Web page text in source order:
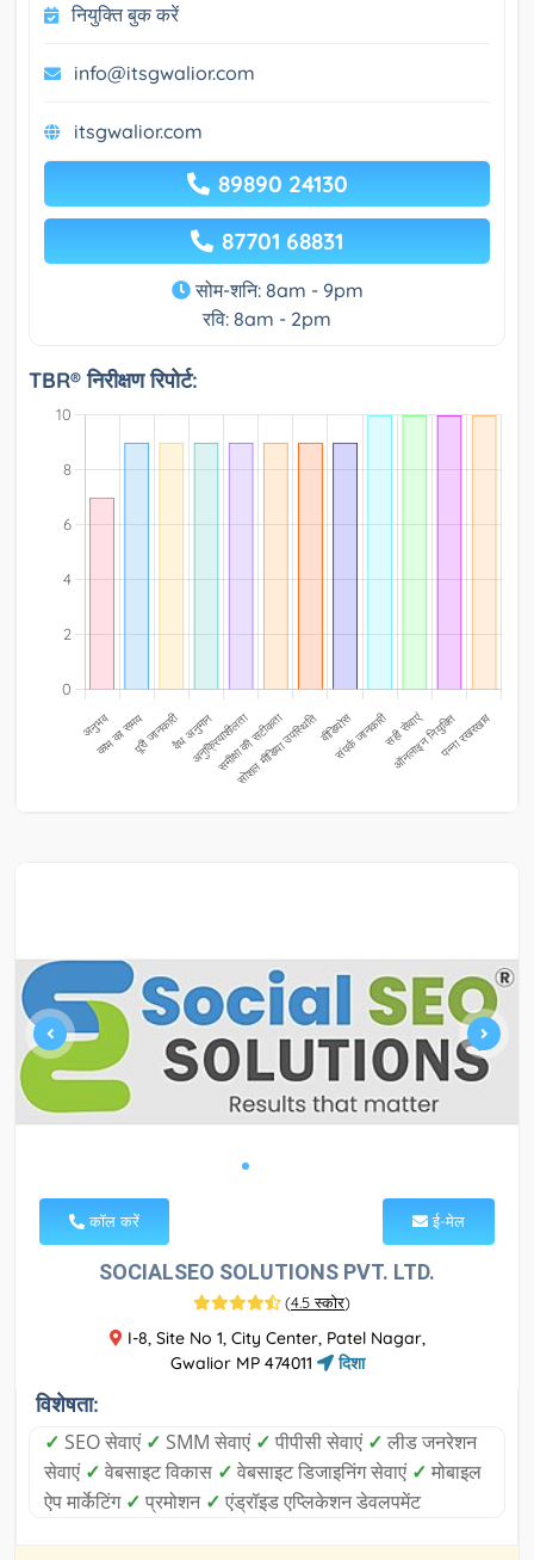
नियुक्ति बुक करें
info@itsgwalior.com
itsgwalior.com
89890 24130
87701 68831
सोम-शनि: 8am - 9pm
रवि: 8am - 2pm
TBR® निरीक्षण रिपोर्ट:
कॉल करें ई-मेल
SOCIALSEO SOLUTIONS PVT. LTD.
(4.5 स्कोर)
I-8, Site No 1, City Center, Patel Nagar,
Gwalior MP 474011
दिशा
विशेषता:
✓ SEO सेवाएं ✓ SMM सेवाएं ✓ पीपीसी सेवाएं ✓ लीड जनरेशन
सेवाएं ✓ वेबसाइट विकास ✓ वेबसाइट डिजाइनिंग सेवाएं ✓ मोबाइल
ऐप मार्केटिंग ✓ प्रमोशन ✓ एंड्रॉइड एप्लिकेशन डेवलपमेंट